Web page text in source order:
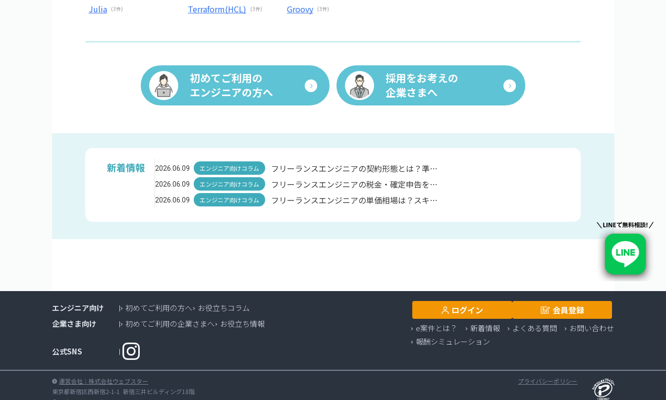
Julia (3件) Terraform(HCL) (3件) Groovy (3件)
初めてご利用の
エンジニアの方へ
採用をお考えの
企業さまへ
新着情報
エンジニア向け 初めてご利用の方へ
お役立ちコラム
企業さま向け
初めてご利用の企業さまへ お役立ち情報
公式SNS
ログイン 会員登録
e案件とは？ 新着情報 よくある質問
お問い合わせ
報酬シミュレーション
運営会社：株式会社ウェブスター
東京都新宿区西新宿2-1-1 新宿三井ビルディング18階
プライバシーポリシー